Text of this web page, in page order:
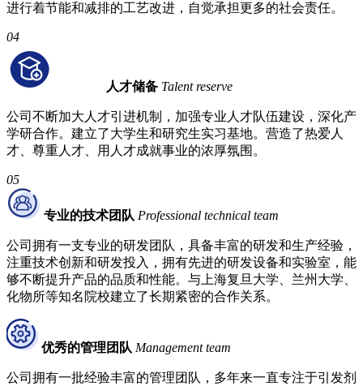
进行着节能和减排的工艺改进，自觉承担更多的社会责任。
04
人才储备 Talent reserve
公司不断加大人才引进机制，加强专业人才队伍建设，深化产
学研合作。建立了大学生和研究生实习基地。营造了热爱人
才、尊重人才、用人才成就事业的浓厚氛围。
05
专业的技术团队 Professional technical team
公司拥有一支专业的研发团队，具备丰富的研发和生产经验，
注重技术创新和研发投入，拥有先进的研发设备和实验室，能
够不断提升产品的品质和性能。与上海复旦大学、兰州大学、
化物所等知名院校建立了长期紧密的合作关系。
优秀的管理团队 Management team
公司拥有一批经验丰富的管理团队，多年来一直专注于引发剂